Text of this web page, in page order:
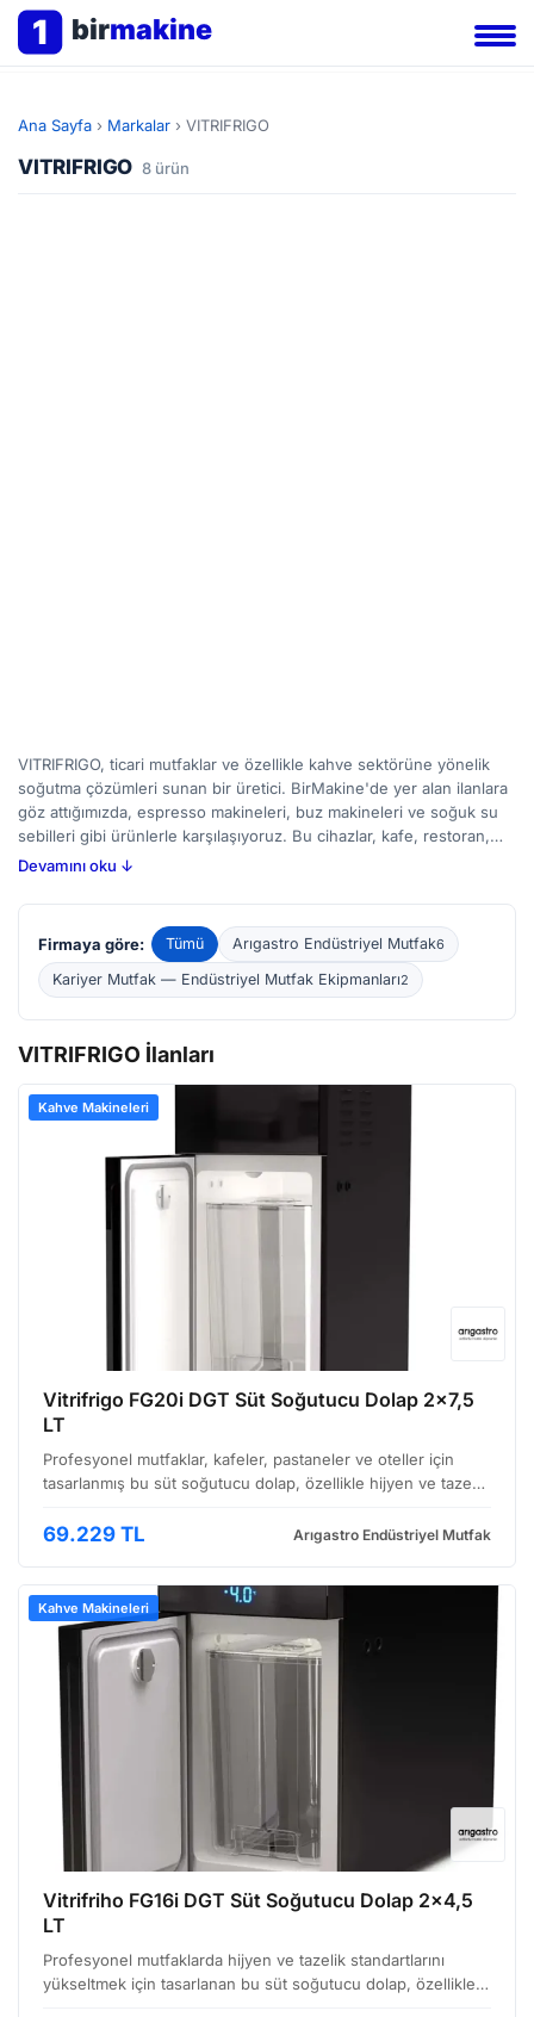
1 birmakine
Ana Sayfa › Markalar › VITRIFRIGO
VITRIFRIGO 8 ürün
VITRIFRIGO, ticari mutfaklar ve özellikle kahve sektörüne yönelik
soğutma çözümleri sunan bir üretici. BirMakine'de yer alan ilanlara
göz attığımızda, espresso makineleri, buz makineleri ve soğuk su
sebilleri gibi ürünlerle karşılaşıyoruz. Bu cihazlar, kafe, restoran,
otel gibi işletmelerin kahve hazırlama süreçlerini desteklerken, hızlı
sunar. Kahve makineleri ve ekipmanları alımında, soğutma
kapasitesi, enerji verimliliği ve kullanım kolaylığı dikkat edilmesi
gereken noktalar. BirMakine üzerinden VITRIFRIGO marka yeni ve
ikinci el ilanlarını inceleyerek ihtiyaçlarınıza uygun bir cihaz
bulabilirsiniz.
Devamını oku ↓
Firmaya göre: Tümü Arıgastro Endüstriyel Mutfak6
Kariyer Mutfak — Endüstriyel Mutfak Ekipmanları2
VITRIFRIGO İlanları
Kahve Makineleri
Vitrifrigo FG20i DGT Süt Soğutucu Dolap 2x7,5
LT
Profesyonel mutfaklar, kafeler, pastaneler ve oteller için
tasarlanmış bu süt soğutucu dolap, özellikle hijyen ve taze
ideal bir çözümdür. İtalyan üretici Vitrifrig…
69.229 TL Arıgastro Endüstriyel Mutfak
Kahve Makineleri
Vitrifriho FG16i DGT Süt Soğutucu Dolap 2x4,5
LT
Profesyonel mutfaklarda hijyen ve tazelik standartlarını
yükseltmek için tasarlanan bu süt soğutucu dolap, özellikle